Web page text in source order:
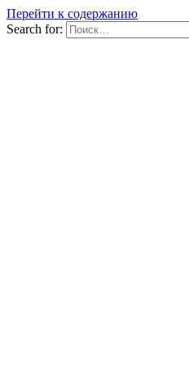
Перейти к содержанию
Search for: